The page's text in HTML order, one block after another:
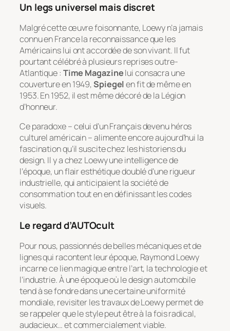
Un legs universel mais discret
Malgré cette œuvre foisonnante, Loewy n’a jamais
connu en France la reconnaissance que les
Américains lui ont accordée de son vivant. Il fut
pourtant célébré à plusieurs reprises outre-
Atlantique : Time Magazinelui consacra une
couverture en 1949,Spiegelen fit de même en
1953. En 1952, il est même décoré de la Légion
d’honneur.
Ce paradoxe – celui d’un Français devenu héros
culturel américain – alimente encore aujourd’hui la
fascination qu’il suscite chez les historiens du
design. Il y a chez Loewy une intelligence de
l’époque, un flair esthétique doublé d’une rigueur
industrielle, qui anticipaient la société de
consommation tout en en définissant les codes
visuels.
Le regard d’AUTOcult
Pour nous, passionnés de belles mécaniques et de
lignes qui racontent leur époque, Raymond Loewy
incarne ce lien magique entre l’art, la technologie et
l’industrie. À une époque où le design automobile
tend à se fondre dans une certaine uniformité
mondiale, revisiter les travaux de Loewy permet de
se rappeler que le style peut être à la fois radical,
audacieux… et commercialement viable.